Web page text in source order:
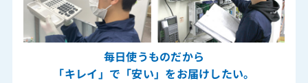
毎日使うものだから
「キレイ」で「安い」をお届けしたい。